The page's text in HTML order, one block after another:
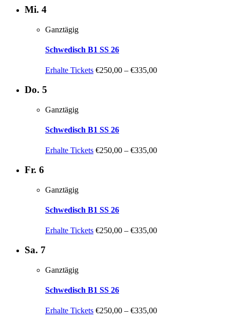
Mi. 4
Ganztägig
Schwedisch B1 SS 26
Erhalte Tickets €250,00 – €335,00
Do. 5
Ganztägig
Schwedisch B1 SS 26
Erhalte Tickets €250,00 – €335,00
Fr. 6
Ganztägig
Schwedisch B1 SS 26
Erhalte Tickets €250,00 – €335,00
Sa. 7
Ganztägig
Schwedisch B1 SS 26
Erhalte Tickets €250,00 – €335,00